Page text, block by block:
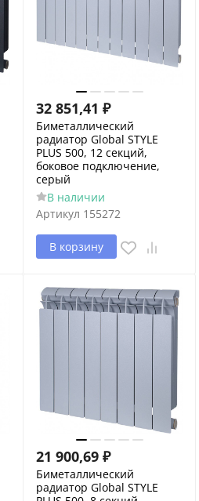
32 851,41 ₽
Биметаллический
радиатор Global STYLE
PLUS 500, 12 секций,
боковое подключение,
серый
В наличии
Артикул 155272
В корзину
21 900,69 ₽
Биметаллический
радиатор Global STYLE